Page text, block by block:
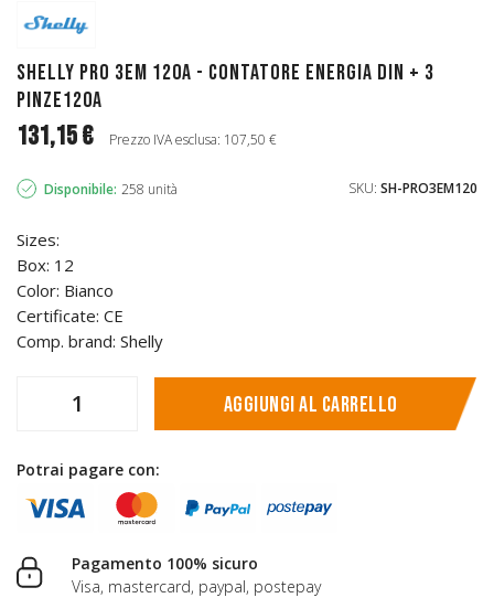
Shelly Pro 3EM 120A - Contatore energia DIN + 3
pinze120A
131,15 € Prezzo IVA esclusa: 107,50 €
Disponibile: 258 unità SKU: SH-PRO3EM120
Sizes:
Box: 12
Color: Bianco
Certificate: CE
Comp. brand: Shelly
Aggiungi al carrello
Potrai pagare con:
Pagamento 100% sicuro
Visa, mastercard, paypal, postepay